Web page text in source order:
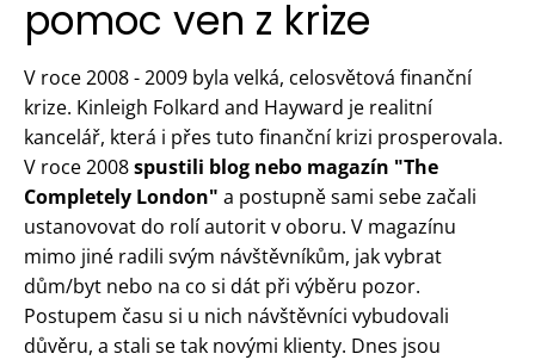
pomoc ven z krize
V roce 2008 - 2009 byla velká, celosvětová finanční
krize. Kinleigh Folkard and Hayward je realitní
kancelář, která i přes tuto finanční krizi prosperovala.
V roce 2008spustili blog nebo magazín "The
Completely London" a postupně sami sebe začali
ustanovovat do rolí autorit v oboru. V magazínu
mimo jiné radili svým návštěvníkům, jak vybrat
dům/byt nebo na co si dát při výběru pozor.
Postupem času si u nich návštěvníci vybudovali
důvěru, a stali se tak novými klienty. Dnes jsou